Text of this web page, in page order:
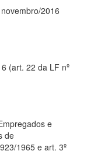
2016
(art. 22 da LF nº
e
de
1965 e art. 3º